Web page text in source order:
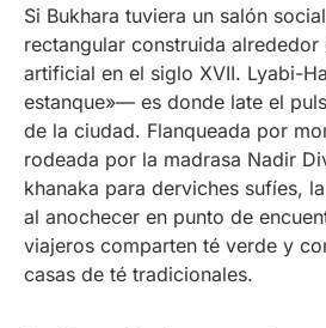
Si Bukhara tuviera un salón
rectangular construida alrededor
artificial en el siglo XVII. Lyabi-
estanque»— es donde late el
de la ciudad. Flanqueada por
rodeada por la madrasa Nadir
khanaka para derviches sufíes,
al anochecer en punto de
viajeros comparten té verde y
casas de té tradicionales.